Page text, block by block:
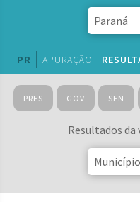
PR APURAÇÃO
PRES GOV SEN
Resultados